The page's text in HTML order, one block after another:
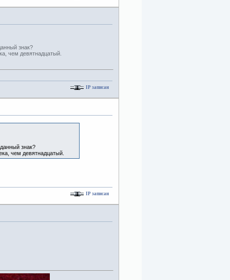
знак?
чем девятнадцатый.
IP записан
знак?
чем девятнадцатый.
IP записан